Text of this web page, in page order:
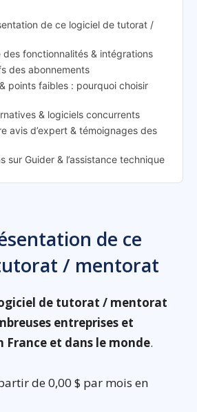
de ce logiciel de tutorat /
des fonctionnalités & intégrations
des abonnements
points faibles : pourquoi choisir
& logiciels concurrents
avis d’expert & témoignages des
sur Guider & l’assistance technique
de ce
/ mentorat
de tutorat / mentorat
entreprises et
France et dans le monde.
de 0,00 $ par mois en